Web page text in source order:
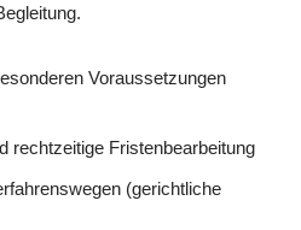
Voraussetzungen
rechtzeitige Fristenbearbeitung
(gerichtliche